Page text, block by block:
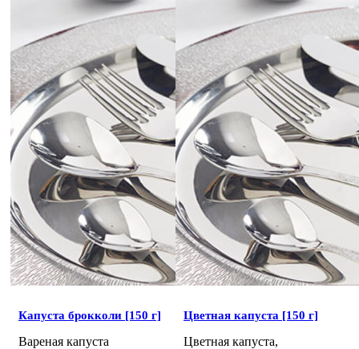
Капуста брокколи [150 г]
Вареная капуста
Цветная капуста [150 г]
Цветная капуста,